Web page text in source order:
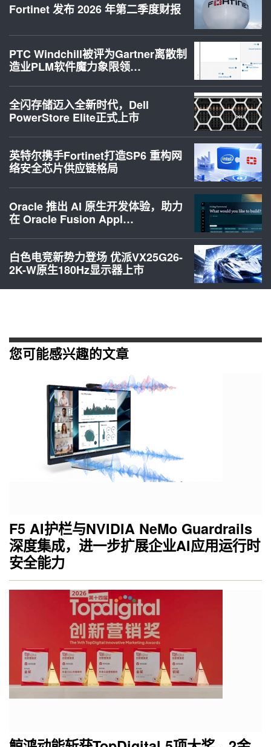
Fortinet 发布 2026 年第二季度财报
PTC Windchill被评为Gartner离散制
造业PLM软件魔力象限领…
全闪存储迈入全新时代，Dell
PowerStore Elite正式上市
英特尔携手Fortinet打造SP6 重构网
络安全芯片供应链格局
Oracle 推出 AI 原生开发体验，助力
在 Oracle Fusion Appl…
白色电竞新势力登场 优派VX25G26-
2K-W原生180Hz显示器上市
您可能感兴趣的文章
F5 AI护栏与NVIDIA NeMo Guardrails
深度集成，进一步扩展企业AI应用运行时
安全能力